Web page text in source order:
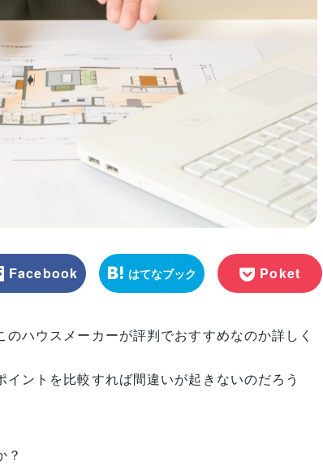
Facebook はてなブック Poket
ハウスメーカーが評判でおすすめなのか詳しく
イントを比較すれば間違いが起きないのだろう
？